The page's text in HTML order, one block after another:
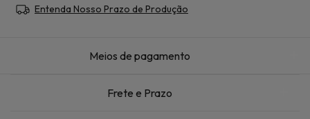
Entenda Nosso Prazo de Produção
Meios de pagamento
Frete e Prazo